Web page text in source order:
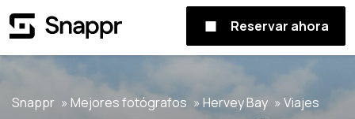
Reservar ahora
Snappr Mejores fotógrafos Hervey Bay Viajes